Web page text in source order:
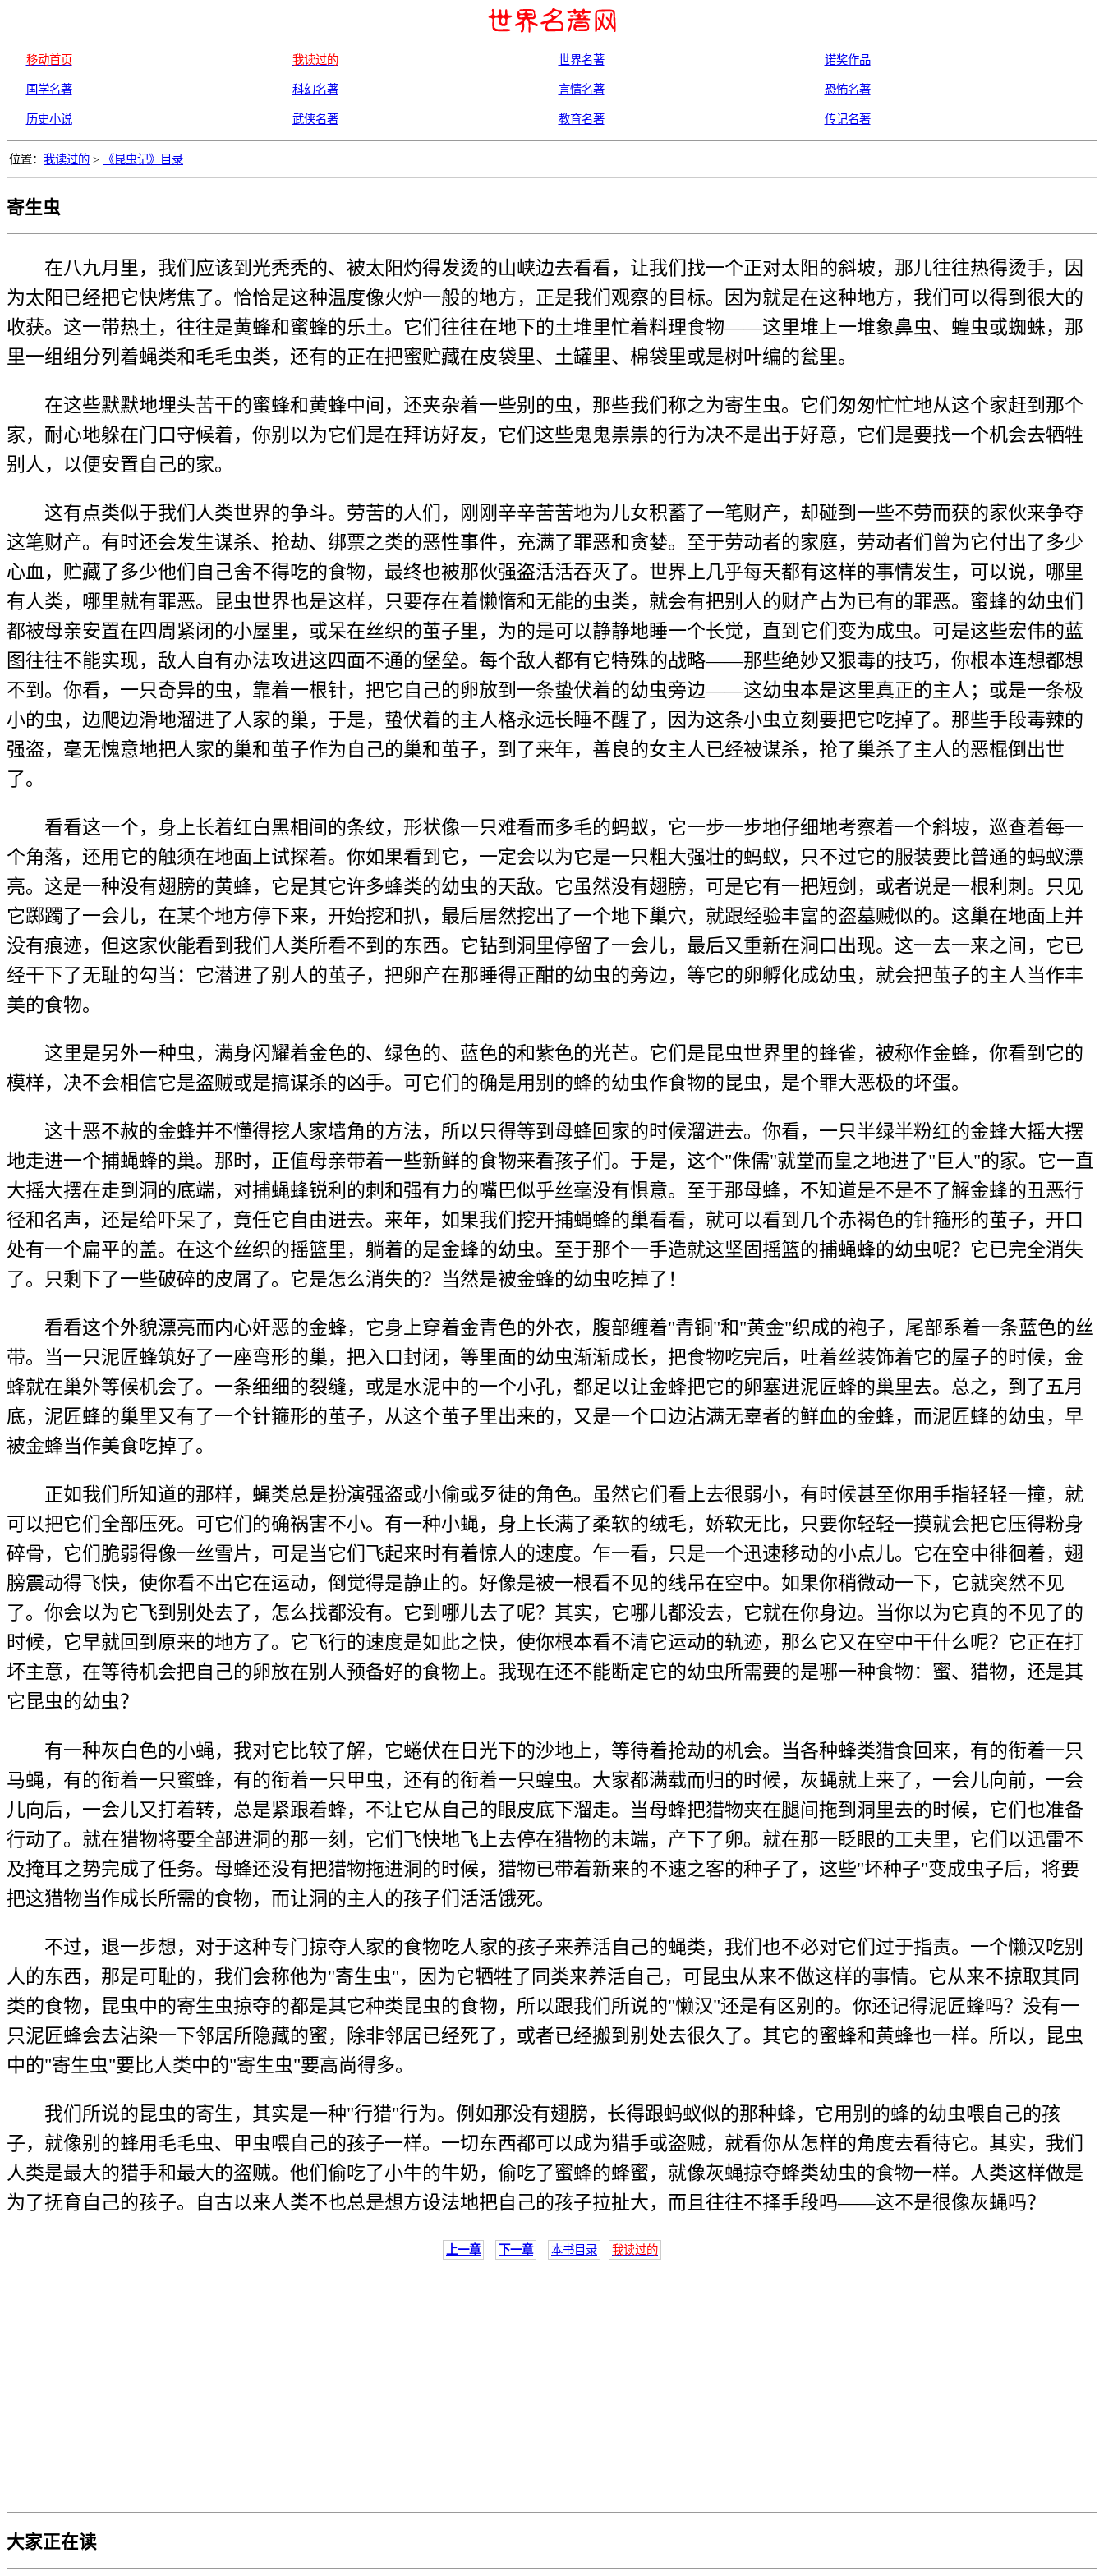
移动首页 我读过的 世界名著 诺奖作品
国学名著 科幻名著 言情名著 恐怖名著
历史小说 武侠名著 教育名著 传记名著
位置： 我读过的 > 《昆虫记》目录
寄生虫
在八九月里，我们应该到光秃秃的、被太阳灼得发烫的山峡边去看看，让我们找一个正对太阳的斜坡，那儿往往热得烫手，因
为太阳已经把它快烤焦了。恰恰是这种温度像火炉一般的地方，正是我们观察的目标。因为就是在这种地方，我们可以得到很大的
收获。这一带热土，往往是黄蜂和蜜蜂的乐土。它们往往在地下的土堆里忙着料理食物——这里堆上一堆象鼻虫、蝗虫或蜘蛛，那
里一组组分列着蝇类和毛毛虫类，还有的正在把蜜贮藏在皮袋里、土罐里、棉袋里或是树叶编的瓮里。
在这些默默地埋头苦干的蜜蜂和黄蜂中间，还夹杂着一些别的虫，那些我们称之为寄生虫。它们匆匆忙忙地从这个家赶到那个
家，耐心地躲在门口守候着，你别以为它们是在拜访好友，它们这些鬼鬼祟祟的行为决不是出于好意，它们是要找一个机会去牺牲
别人，以便安置自己的家。
这有点类似于我们人类世界的争斗。劳苦的人们，刚刚辛辛苦苦地为儿女积蓄了一笔财产，却碰到一些不劳而获的家伙来争夺
这笔财产。有时还会发生谋杀、抢劫、绑票之类的恶性事件，充满了罪恶和贪婪。至于劳动者的家庭，劳动者们曾为它付出了多少
心血，贮藏了多少他们自己舍不得吃的食物，最终也被那伙强盗活活吞灭了。世界上几乎每天都有这样的事情发生，可以说，哪里
有人类，哪里就有罪恶。昆虫世界也是这样，只要存在着懒惰和无能的虫类，就会有把别人的财产占为已有的罪恶。蜜蜂的幼虫们
都被母亲安置在四周紧闭的小屋里，或呆在丝织的茧子里，为的是可以静静地睡一个长觉，直到它们变为成虫。可是这些宏伟的蓝
图往往不能实现，敌人自有办法攻进这四面不通的堡垒。每个敌人都有它特殊的战略——那些绝妙又狠毒的技巧，你根本连想都想
不到。你看，一只奇异的虫，靠着一根针，把它自己的卵放到一条蛰伏着的幼虫旁边——这幼虫本是这里真正的主人；或是一条极
小的虫，边爬边滑地溜进了人家的巢，于是，蛰伏着的主人格永远长睡不醒了，因为这条小虫立刻要把它吃掉了。那些手段毒辣的
强盗，毫无愧意地把人家的巢和茧子作为自己的巢和茧子，到了来年，善良的女主人已经被谋杀，抢了巢杀了主人的恶棍倒出世
了。
看看这一个，身上长着红白黑相间的条纹，形状像一只难看而多毛的蚂蚁，它一步一步地仔细地考察着一个斜坡，巡查着每一
个角落，还用它的触须在地面上试探着。你如果看到它，一定会以为它是一只粗大强壮的蚂蚁，只不过它的服装要比普通的蚂蚁漂
亮。这是一种没有翅膀的黄蜂，它是其它许多蜂类的幼虫的天敌。它虽然没有翅膀，可是它有一把短剑，或者说是一根利刺。只见
它踯躅了一会儿，在某个地方停下来，开始挖和扒，最后居然挖出了一个地下巢穴，就跟经验丰富的盗墓贼似的。这巢在地面上并
没有痕迹，但这家伙能看到我们人类所看不到的东西。它钻到洞里停留了一会儿，最后又重新在洞口出现。这一去一来之间，它已
经干下了无耻的勾当：它潜进了别人的茧子，把卵产在那睡得正酣的幼虫的旁边，等它的卵孵化成幼虫，就会把茧子的主人当作丰
美的食物。
这里是另外一种虫，满身闪耀着金色的、绿色的、蓝色的和紫色的光芒。它们是昆虫世界里的蜂雀，被称作金蜂，你看到它的
模样，决不会相信它是盗贼或是搞谋杀的凶手。可它们的确是用别的蜂的幼虫作食物的昆虫，是个罪大恶极的坏蛋。
这十恶不赦的金蜂并不懂得挖人家墙角的方法，所以只得等到母蜂回家的时候溜进去。你看，一只半绿半粉红的金蜂大摇大摆
地走进一个捕蝇蜂的巢。那时，正值母亲带着一些新鲜的食物来看孩子们。于是，这个"侏儒"就堂而皇之地进了"巨人"的家。它一直
大摇大摆在走到洞的底端，对捕蝇蜂锐利的刺和强有力的嘴巴似乎丝毫没有惧意。至于那母蜂，不知道是不是不了解金蜂的丑恶行
径和名声，还是给吓呆了，竟任它自由进去。来年，如果我们挖开捕蝇蜂的巢看看，就可以看到几个赤褐色的针箍形的茧子，开口
处有一个扁平的盖。在这个丝织的摇篮里，躺着的是金蜂的幼虫。至于那个一手造就这坚固摇篮的捕蝇蜂的幼虫呢？它已完全消失
了。只剩下了一些破碎的皮屑了。它是怎么消失的？当然是被金蜂的幼虫吃掉了！
看看这个外貌漂亮而内心奸恶的金蜂，它身上穿着金青色的外衣，腹部缠着"青铜"和"黄金"织成的袍子，尾部系着一条蓝色的丝
带。当一只泥匠蜂筑好了一座弯形的巢，把入口封闭，等里面的幼虫渐渐成长，把食物吃完后，吐着丝装饰着它的屋子的时候，金
蜂就在巢外等候机会了。一条细细的裂缝，或是水泥中的一个小孔，都足以让金蜂把它的卵塞进泥匠蜂的巢里去。总之，到了五月
底，泥匠蜂的巢里又有了一个针箍形的茧子，从这个茧子里出来的，又是一个口边沾满无辜者的鲜血的金蜂，而泥匠蜂的幼虫，早
被金蜂当作美食吃掉了。
正如我们所知道的那样，蝇类总是扮演强盗或小偷或歹徒的角色。虽然它们看上去很弱小，有时候甚至你用手指轻轻一撞，就
可以把它们全部压死。可它们的确祸害不小。有一种小蝇，身上长满了柔软的绒毛，娇软无比，只要你轻轻一摸就会把它压得粉身
碎骨，它们脆弱得像一丝雪片，可是当它们飞起来时有着惊人的速度。乍一看，只是一个迅速移动的小点儿。它在空中徘徊着，翅
膀震动得飞快，使你看不出它在运动，倒觉得是静止的。好像是被一根看不见的线吊在空中。如果你稍微动一下，它就突然不见
了。你会以为它飞到别处去了，怎么找都没有。它到哪儿去了呢？其实，它哪儿都没去，它就在你身边。当你以为它真的不见了的
时候，它早就回到原来的地方了。它飞行的速度是如此之快，使你根本看不清它运动的轨迹，那么它又在空中干什么呢？它正在打
坏主意，在等待机会把自己的卵放在别人预备好的食物上。我现在还不能断定它的幼虫所需要的是哪一种食物：蜜、猎物，还是其
它昆虫的幼虫？
有一种灰白色的小蝇，我对它比较了解，它蜷伏在日光下的沙地上，等待着抢劫的机会。当各种蜂类猎食回来，有的衔着一只
马蝇，有的衔着一只蜜蜂，有的衔着一只甲虫，还有的衔着一只蝗虫。大家都满载而归的时候，灰蝇就上来了，一会儿向前，一会
儿向后，一会儿又打着转，总是紧跟着蜂，不让它从自己的眼皮底下溜走。当母蜂把猎物夹在腿间拖到洞里去的时候，它们也准备
行动了。就在猎物将要全部进洞的那一刻，它们飞快地飞上去停在猎物的末端，产下了卵。就在那一眨眼的工夫里，它们以迅雷不
及掩耳之势完成了任务。母蜂还没有把猎物拖进洞的时候，猎物已带着新来的不速之客的种子了，这些"坏种子"变成虫子后，将要
把这猎物当作成长所需的食物，而让洞的主人的孩子们活活饿死。
不过，退一步想，对于这种专门掠夺人家的食物吃人家的孩子来养活自己的蝇类，我们也不必对它们过于指责。一个懒汉吃别
人的东西，那是可耻的，我们会称他为"寄生虫"，因为它牺牲了同类来养活自己，可昆虫从来不做这样的事情。它从来不掠取其同
类的食物，昆虫中的寄生虫掠夺的都是其它种类昆虫的食物，所以跟我们所说的"懒汉"还是有区别的。你还记得泥匠蜂吗？没有一
只泥匠蜂会去沾染一下邻居所隐藏的蜜，除非邻居已经死了，或者已经搬到别处去很久了。其它的蜜蜂和黄蜂也一样。所以，昆虫
中的"寄生虫"要比人类中的"寄生虫"要高尚得多。
我们所说的昆虫的寄生，其实是一种"行猎"行为。例如那没有翅膀，长得跟蚂蚁似的那种蜂，它用别的蜂的幼虫喂自己的孩
子，就像别的蜂用毛毛虫、甲虫喂自己的孩子一样。一切东西都可以成为猎手或盗贼，就看你从怎样的角度去看待它。其实，我们
人类是最大的猎手和最大的盗贼。他们偷吃了小牛的牛奶，偷吃了蜜蜂的蜂蜜，就像灰蝇掠夺蜂类幼虫的食物一样。人类这样做是
为了抚育自己的孩子。自古以来人类不也总是想方设法地把自己的孩子拉扯大，而且往往不择手段吗——这不是很像灰蝇吗？
上一章 下一章 本书目录 我读过的
大家正在读